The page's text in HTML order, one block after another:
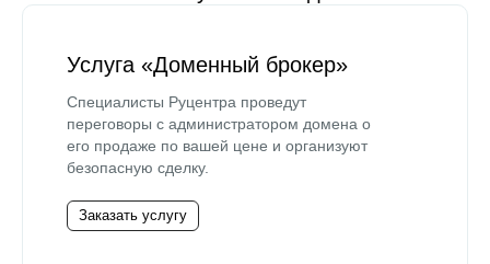
Услуга «Доменный брокер»
Специалисты Руцентра проведут
переговоры с администратором домена о
его продаже по вашей цене и организуют
безопасную сделку.
Заказать услугу